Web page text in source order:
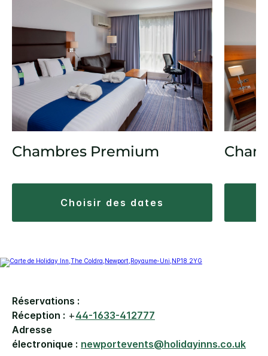
Chambres Premium
choisir des dates
Réservations :
Réception : +44-1633-412777
Adresse
électronique : newportevents@holidayinns.co.uk